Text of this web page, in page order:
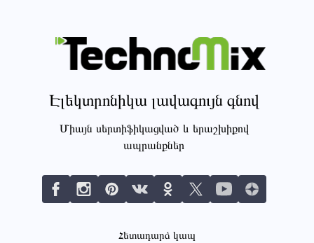
Էլեկտրոնիկա լավագույն գնով
Միայն սերտիֆիկացված և երաշխիքով
ապրանքներ
Հետադարձ կապ